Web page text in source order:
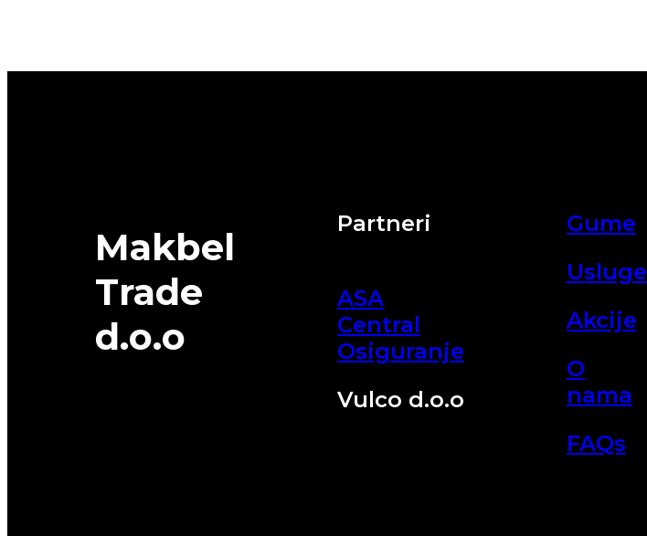
Makbel
Trade
d.o.o
Partneri
ASA
Central
Osiguranje
Vulco d.o.o
Gume
Usluge
Akcije
O
nama
FAQs